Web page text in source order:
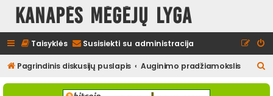
Kanapės mėgėjų lyga
Taisyklės Susisiekti su administracija
Pagrindinis diskusijų puslapis Auginimo pradžiamokslis
e